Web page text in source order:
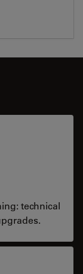
technical